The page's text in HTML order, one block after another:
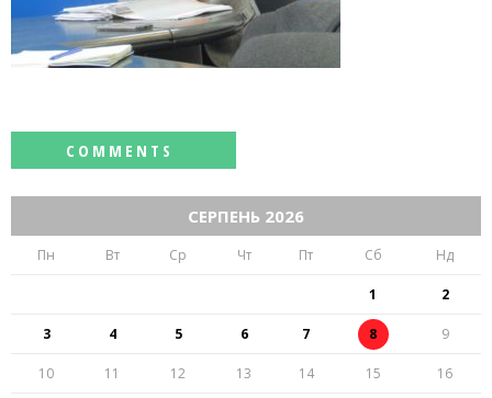
СЕРПЕНЬ 2026
Пн Вт Ср Чт Пт Сб Нд
1 2
3 4 5 6 7 8 9
10 11 12 13 14 15 16